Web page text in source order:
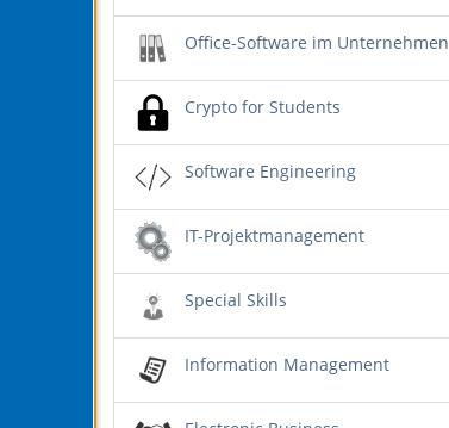
Office-Software im Unternehmen
Crypto for Students
Software Engineering
IT-Projektmanagement
Special Skills
Information Management